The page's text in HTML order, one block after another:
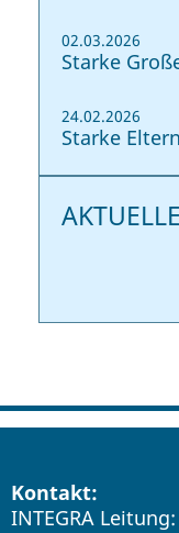
02.03.2026
Starke
24.02.2026
Starke
Kontakt:
INTEGRA